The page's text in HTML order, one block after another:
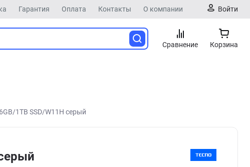
Гарантия Оплата Контакты О компании Войти
Сравнение Корзина
1TB SSD/W11H серый